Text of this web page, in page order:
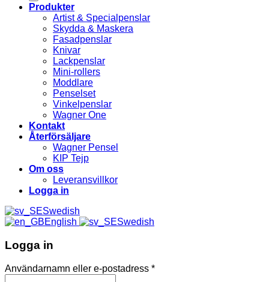
Produkter
Artist & Specialpenslar
Skydda & Maskera
Fasadpenslar
Knivar
Lackpenslar
Mini-rollers
Moddlare
Penselset
Vinkelpenslar
Wagner One
Kontakt
Återförsäljare
Wagner Pensel
KIP Tejp
Om oss
Leveransvillkor
Logga in
Swedish
English
Swedish
Logga in
Användarnamn eller e-postadress *